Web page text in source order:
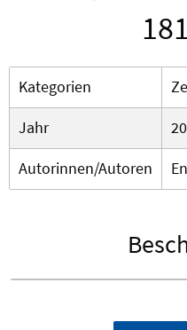
Kategorien
Jahr
Autorinnen/Autoren